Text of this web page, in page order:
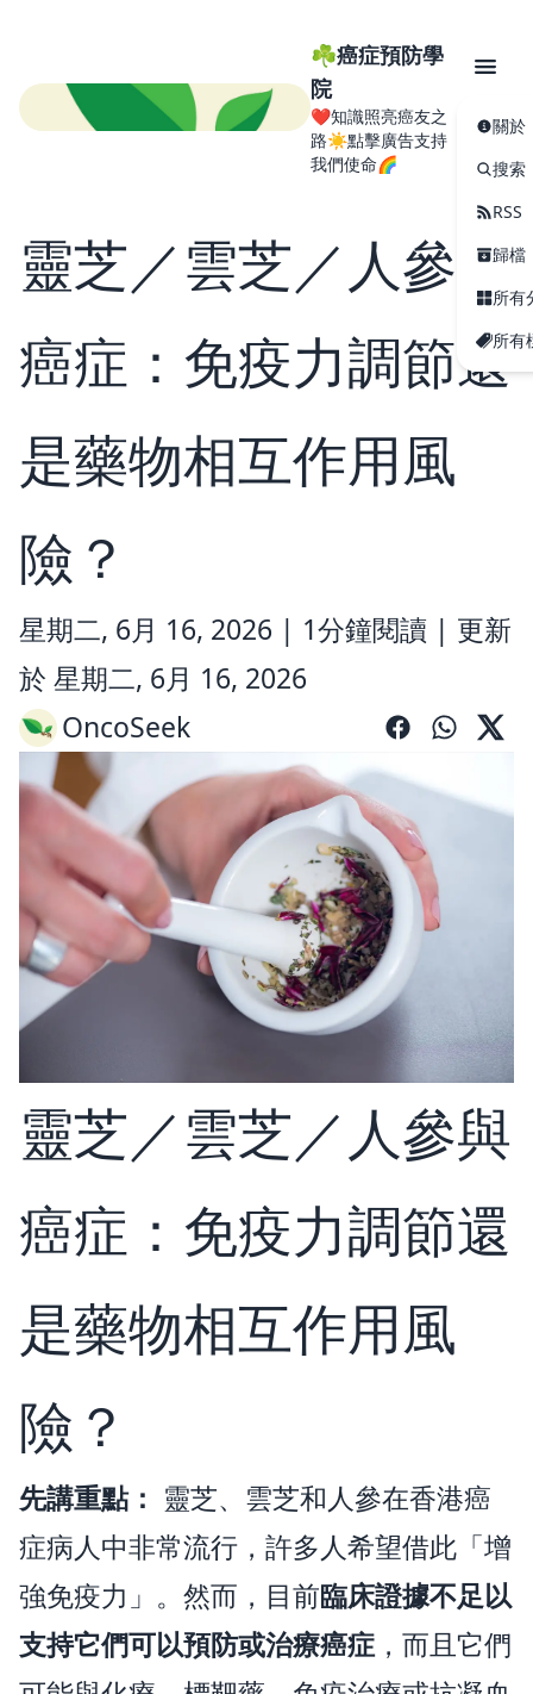
☘️癌症預防學
院
❤️知識照亮癌友之
路☀️點擊廣告支持
我們使命🌈
關於
搜索
RSS
歸檔
所有
所有
靈芝／雲芝／人參與
癌症：免疫力調節還
是藥物相互作用風
險？
星期二, 6月 16, 2026 | 1分鐘閱讀 | 更新
於 星期二, 6月 16, 2026
OncoSeek
靈芝／雲芝／人參與
癌症：免疫力調節還
是藥物相互作用風
險？
先講重點： 靈芝、雲芝和人參在香港癌
症病人中非常流行，許多人希望借此「增
強免疫力」。然而，目前臨床證據不足以
支持它們可以預防或治療癌症 ，而且它們